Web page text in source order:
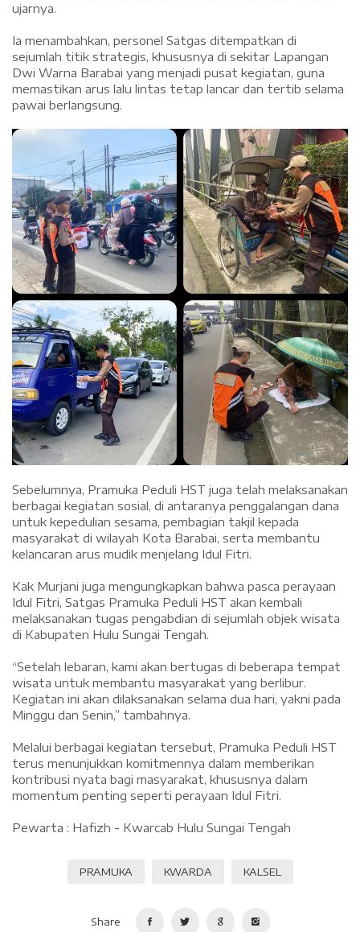
ujarnya.
‎Ia menambahkan, personel Satgas ditempatkan di
sejumlah titik strategis, khususnya di sekitar Lapangan
Dwi Warna Barabai yang menjadi pusat kegiatan, guna
memastikan arus lalu lintas tetap lancar dan tertib selama
pawai berlangsung.
‎Sebelumnya, Pramuka Peduli HST juga telah melaksanakan
berbagai kegiatan sosial, di antaranya penggalangan dana
untuk kepedulian sesama, pembagian takjil kepada
masyarakat di wilayah Kota Barabai, serta membantu
kelancaran arus mudik menjelang Idul Fitri.
‎Kak Murjani juga mengungkapkan bahwa pasca perayaan
Idul Fitri, Satgas Pramuka Peduli HST akan kembali
melaksanakan tugas pengabdian di sejumlah objek wisata
di Kabupaten Hulu Sungai Tengah.
‎“Setelah lebaran, kami akan bertugas di beberapa tempat
wisata untuk membantu masyarakat yang berlibur.
Kegiatan ini akan dilaksanakan selama dua hari, yakni pada
Minggu dan Senin,” tambahnya.
‎Melalui berbagai kegiatan tersebut, Pramuka Peduli HST
terus menunjukkan komitmennya dalam memberikan
kontribusi nyata bagi masyarakat, khususnya dalam
momentum penting seperti perayaan Idul Fitri.
‎Pewarta : Hafizh - Kwarcab Hulu Sungai Tengah
PRAMUKA KWARDA KALSEL
Share